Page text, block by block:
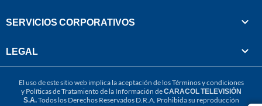
SERVICIOS CORPORATIVOS
LEGAL
El uso de este sitio web implica la aceptación de losTérminos y condiciones
y Políticas de Tratamiento de la Información deCARACOL TELEVISIÓN
S.A.Todos los Derechos Reservados D.R.A. Prohibida su reproducción